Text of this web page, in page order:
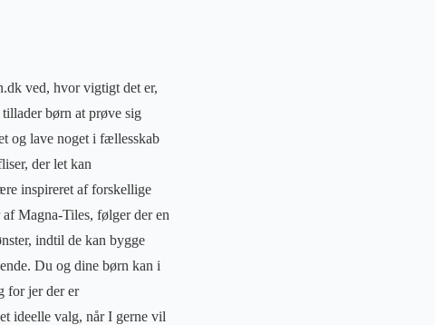
ved, hvor vigtigt det er,
børn at prøve sig
og lave noget i fællesskab
der let kan
inspireret af forskellige
Magna-Tiles, følger der en
indtil de kan bygge
Du og dine børn kan i
for jer der er
ideelle valg, når I gerne vil